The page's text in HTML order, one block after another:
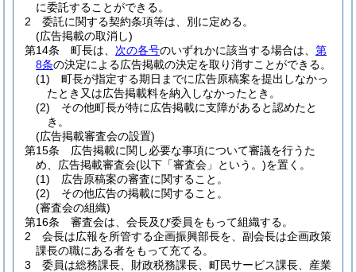
に委託することができる。
2
委託に関する契約条項等は、別に定める。
(広告掲載の取消し)
第14条
町長は、 次の各号のいずれかに該当する場合は、 第
8条の決定による広告掲載の決定を取り消すことができる。
(1)
町長が指定する期日までに広告原稿案を提出しなかっ
たとき又は広告掲載料を納入しなかったとき。
(2)
その他町長が特に広告掲載に支障があると認めたと
き。
(広告掲載審査会の設置)
第15条
広告掲載に関し必要な事項について審議を行うた
め、広告掲載審査会(以下「審査会」という。)を置く。
(1)
広告原稿案の審査に関すること。
(2)
その他広告の掲載に関すること。
(審査会の組織)
第16条
審査会は、会長及び委員をもって組織する。
2
会長は広報を所管する企画振興部長を、副会長は企画政策
課長の職にある者をもって充てる。
3
委員は総務課長、財政税務課長、町民サービス課長、産業